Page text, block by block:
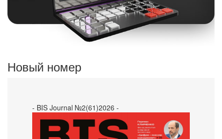
Новый номер
- BIS Journal №2(61)2026 -